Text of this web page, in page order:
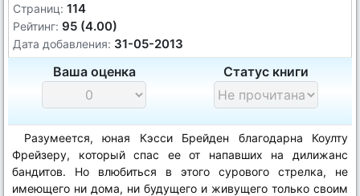
Страниц: 114
Рейтинг: 95 (4.00)
Дата добавления: 31-05-2013
Ваша оценка Статус книги
Разумеется, юная Кэсси Брейден благодарна Коулту
Фрейзеру, который спас ее от напавших на дилижанс
бандитов. Но влюбиться в этого сурового стрелка, не
имеющего ни дома, ни будущего и живущего только своим